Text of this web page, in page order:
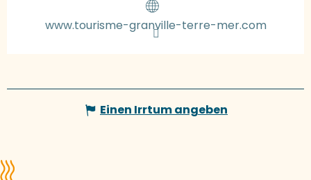
www.tourisme-granville-terre-mer.com
Einen Irrtum angeben